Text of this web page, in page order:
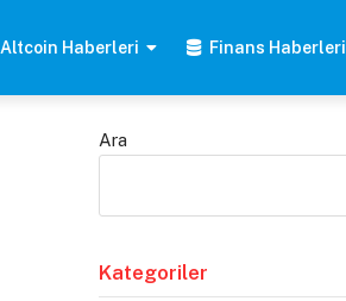
Altcoin Haberleri Finans Haberleri
Ara
Kategoriler